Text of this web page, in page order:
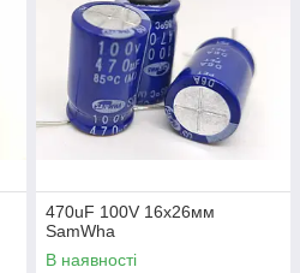
470uF 100V 16х26мм
SamWha
В наявності